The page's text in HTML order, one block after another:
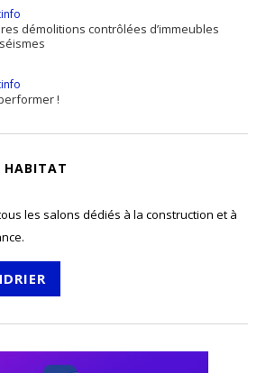
démolitions contrôlées d’immeubles
!
HABITAT
les salons dédiés à la construction et à